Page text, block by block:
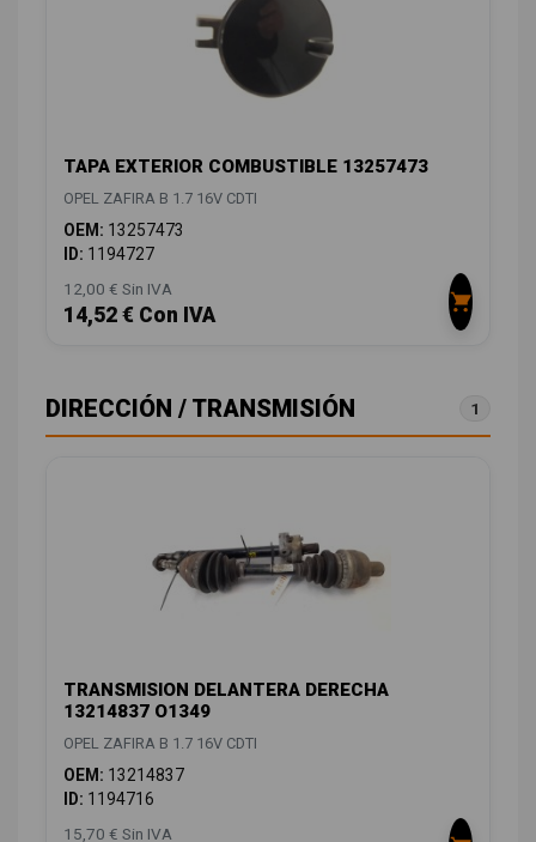
TAPA EXTERIOR COMBUSTIBLE 13257473
OPEL ZAFIRA B 1.7 16V CDTI
OEM: 13257473
ID: 1194727
12,00 € Sin IVA
14,52 € Con IVA
DIRECCIÓN / TRANSMISIÓN 1
TRANSMISION DELANTERA DERECHA
13214837 O1349
OPEL ZAFIRA B 1.7 16V CDTI
OEM: 13214837
ID: 1194716
15,70 € Sin IVA